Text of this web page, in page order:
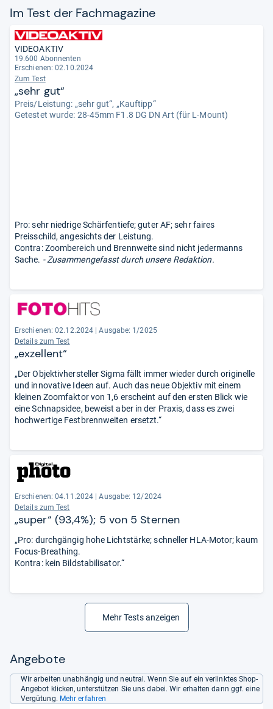
Im Test der Fach­ma­ga­zine
VIDEOAKTIV
19.600 Abonnenten
Erschienen: 02.10.2024
Zum Test
„sehr gut“
Preis/Leistung: „sehr gut“, „Kauftipp“
Getestet wurde: 28-45mm F1.8 DG DN Art (für L-Mount)
Pro: sehr niedrige Schärfentiefe; guter AF; sehr faires
Preisschild, angesichts der Leistung.
Contra: Zoombereich und Brennweite sind nicht jedermanns
Sache. - Zusammengefasst durch unsere Redaktion.
Erschienen: 02.12.2024
Ausgabe: 1/2025
Details zum Test
„exzellent“
„Der Objektivhersteller Sigma fällt immer wieder durch originelle
und innovative Ideen auf. Auch das neue Objektiv mit einem
kleinen Zoomfaktor von 1,6 erscheint auf den ersten Blick wie
eine Schnapsidee, beweist aber in der Praxis, dass es zwei
hochwertige Festbrennweiten ersetzt.“
Erschienen: 04.11.2024
Ausgabe: 12/2024
Details zum Test
„super“ (93,4%); 5 von 5 Sternen
„Pro: durchgängig hohe Lichtstärke; schneller HLA-Motor; kaum
Focus-Breathing.
Kontra: kein Bildstabilisator.“
Mehr Tests anzeigen
Angebote
Wir arbeiten unabhängig und neutral. Wenn Sie auf ein verlinktes Shop-
Angebot klicken, unterstützen Sie uns dabei. Wir erhalten dann ggf. eine
Vergütung. Mehr erfahren